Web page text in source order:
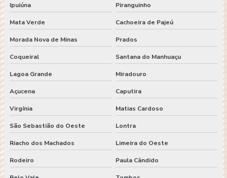
Ipuiúna Piranguinho
Mata Verde Cachoeira de Pajeú
Morada Nova de Minas Prados
Coqueiral Santana do Manhuaçu
Lagoa Grande Miradouro
Açucena Caputira
Virgínia Matias Cardoso
São Sebastião do Oeste Lontra
Riacho dos Machados Limeira do Oeste
Rodeiro Paula Cândido